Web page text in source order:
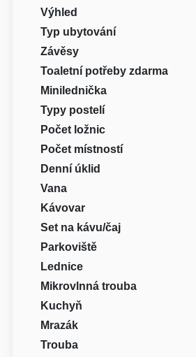
Výhled
Typ ubytování
Závěsy
Toaletní potřeby zdarma
Minilednička
Typy postelí
Počet ložnic
Počet místností
Denní úklid
Vana
Kávovar
Set na kávu/čaj
Parkoviště
Lednice
Mikrovlnná trouba
Kuchyň
Mrazák
Trouba